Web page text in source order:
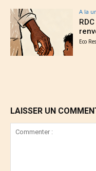
A la
Eco
LAISSER UN